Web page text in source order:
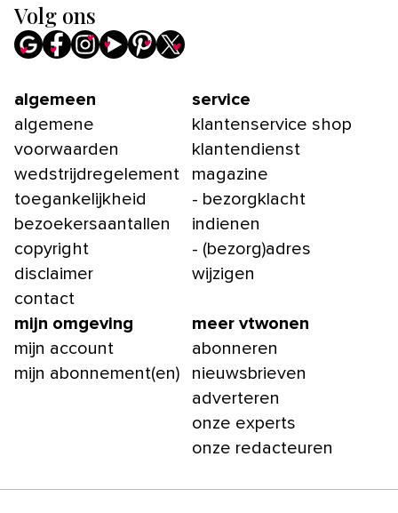
Volg ons
algemeen
algemene
voorwaarden
wedstrijdregelement
toegankelijkheid
bezoekersaantallen
copyright
disclaimer
contact
service
klantenservice shop
klantendienst
magazine
- bezorgklacht
indienen
- (bezorg)adres
wijzigen
mijn omgeving
mijn account
mijn abonnement(en)
meer vtwonen
abonneren
nieuwsbrieven
adverteren
onze experts
onze redacteuren